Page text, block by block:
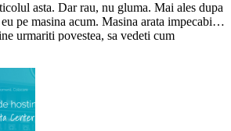
asta. Dar rau, nu gluma. Mai ales dupa
pe masina acum. Masina arata impecabil,
urmariti povestea, sa vedeti cum
din Galati cu jantele ce le vand ei.